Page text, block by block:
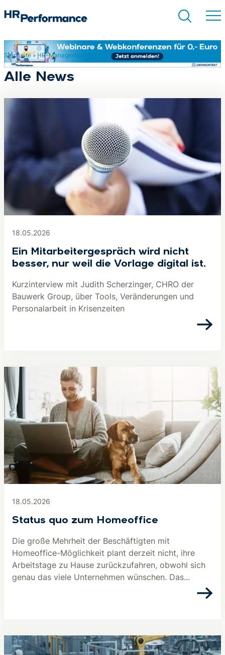
Startseite» HR-Management Seite 2
Alle News
18.05.2026
Ein Mitarbeitergespräch wird nicht
besser, nur weil die Vorlage digital ist.
Kurzinterview mit Judith Scherzinger, CHRO der
Bauwerk Group, über Tools, Veränderungen und
Personalarbeit in Krisenzeiten
18.05.2026
Status quo zum Homeoffice
Die große Mehrheit der Beschäftigten mit
Homeoffice-Möglichkeit plant derzeit nicht, ihre
Arbeitstage zu Hause zurückzufahren, obwohl sich
genau das viele Unternehmen wünschen. Das...